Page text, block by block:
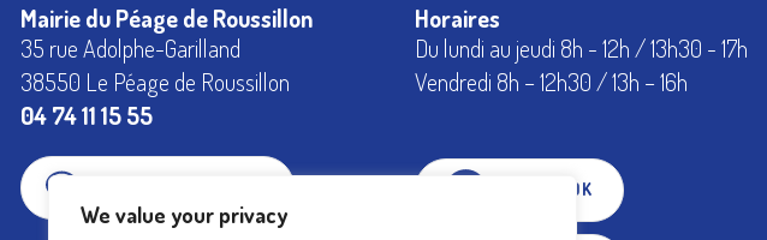
We value your privacy
Mairie du Péage de Roussillon
35 rue Adolphe-Garilland
38550 Le Péage de Roussillon
04 74 11 15 55
Horaires
Du lundi au jeudi 8h - 12h / 13h30 - 17h
Vendredi 8h – 12h30 / 13h – 16h
FACEBOOK